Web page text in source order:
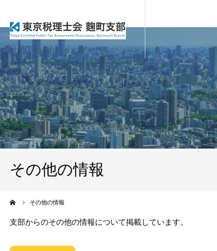
その他の情報
その他の情報
支部からのその他の情報について掲載しています。